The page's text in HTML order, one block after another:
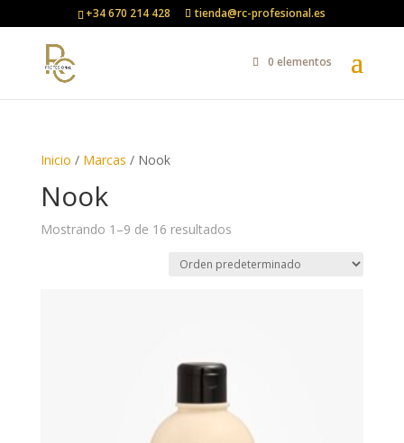
+34 670 214 428 tienda@rc-profesional.es
0 elementos
Inicio / Marcas / Nook
Nook
Mostrando 1–9 de 16 resultados